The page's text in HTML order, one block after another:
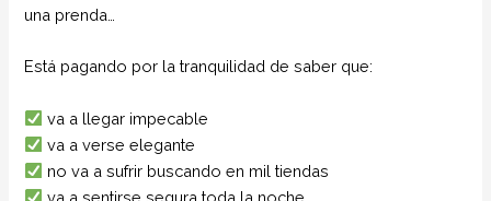
una prenda…
Está pagando por la tranquilidad de saber que:
va a llegar impecable
va a verse elegante
no va a sufrir buscando en mil tiendas
va a sentirse segura toda la noche